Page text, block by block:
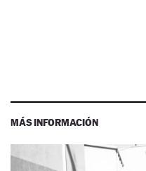
MÁS INFORMACIÓN